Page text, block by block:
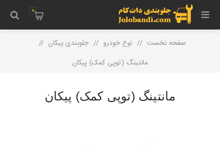
0
صفحه نخست / نوع خودرو / جلوبندی پیکان
/
مانتینگ (توپی کمک) پیکان
مانتینگ (توپی کمک) پیکان